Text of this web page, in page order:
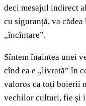
deci mesajul indirect
cu siguranță, va
„încîntare”.
Sîntem înaintea unei
cînd ea e „livrată” în
valoros ca toți boierii
vechilor culturi, fie și